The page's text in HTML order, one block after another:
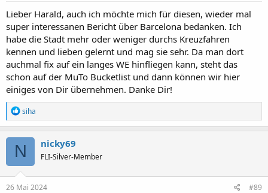
:
Lieber Harald, auch ich möchte mich für diesen, wieder mal
super interessanen Bericht über Barcelona bedanken. Ich
habe die Stadt mehr oder weniger durchs Kreuzfahren
kennen und lieben gelernt und mag sie sehr. Da man dort
auchmal fix auf ein langes WE hinfliegen kann, steht das
schon auf der MuTo Bucketlist und dann können wir hier
einiges von Dir übernehmen. Danke Dir!
R
e
a
k
i
o
n
e
siha
N nicky69
FLI-Silver-Member
26 Mai 2024 #89